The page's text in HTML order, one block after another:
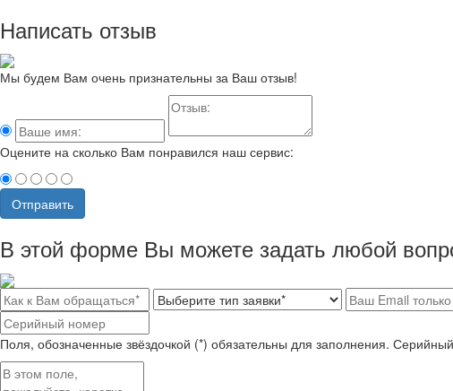
Написать отзыв
Мы будем Вам очень признательны за Ваш отзыв!
Оцените на сколько Вам понравился наш сервис:
Отправить
В этой форме Вы можете задать любой
Поля, обозначенные звёздочкой (*) обязательны для заполнения.